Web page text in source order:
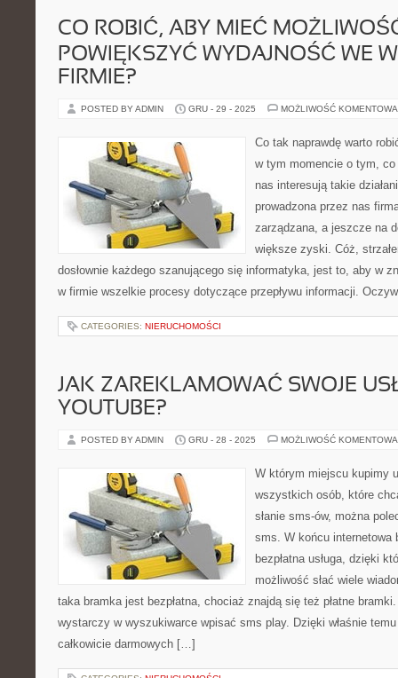
CO ROBIĆ, ABY MIEĆ
POWIĘKSZYĆ WYDAJNOŚĆ WE
FIRMIE?
POSTED BY ADMIN GRU - 29 - 2025 MOŻLIWOŚĆ
Co tak naprawdę warto
w tym momencie o tym,
nas interesują takie
prowadzona przez nas
zarządzana, a jeszcze na
większe zyski. Cóż,
dosłownie każdego szanującego się informatyka, jest to, aby w
w firmie wszelkie procesy dotyczące przepływu informacji.
CATEGORIES: NIERUCHOMOŚCI
JAK ZAREKLAMOWAĆ SWOJE
YOUTUBE?
POSTED BY ADMIN GRU - 28 - 2025 MOŻLIWOŚĆ
W którym miejscu kupimy
wszystkich osób, które
słanie sms-ów, można
sms. W końcu internetowa
bezpłatna usługa, dzięki
możliwość słać wiele
taka bramka jest bezpłatna, chociaż znajdą się też płatne
wystarczy w wyszukiwarce wpisać sms play. Dzięki właśnie
całkowicie darmowych […]